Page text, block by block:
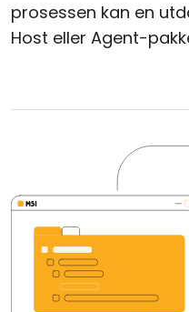
prosessen kan en
Host eller Agent-